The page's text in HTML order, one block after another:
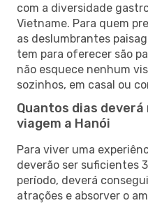
com a diversidade
Vietname. Para quem
as deslumbrantes
tem para oferecer são
não esquece nenhum
sozinhos, em casal ou
Quantos dias
viagem a Hanói
Para viver uma
deverão ser suficientes
período, deverá
atrações e absorver o